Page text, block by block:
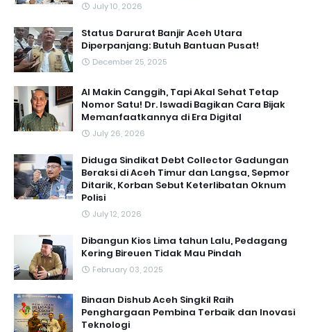
July 10, 2026
Status Darurat Banjir Aceh Utara
Diperpanjang: Butuh Bantuan Pusat!
December 25, 2025
AI Makin Canggih, Tapi Akal Sehat Tetap
Nomor Satu! Dr. Iswadi Bagikan Cara Bijak
Memanfaatkannya di Era Digital
July 26, 2026
Diduga Sindikat Debt Collector Gadungan
Beraksi di Aceh Timur dan Langsa, Sepmor
Ditarik, Korban Sebut Keterlibatan Oknum
Polisi
July 12, 2026
Dibangun Kios Lima tahun Lalu, Pedagang
Kering Bireuen Tidak Mau Pindah
February 03, 2025
Binaan Dishub Aceh Singkil Raih
Penghargaan Pembina Terbaik dan Inovasi
Teknologi